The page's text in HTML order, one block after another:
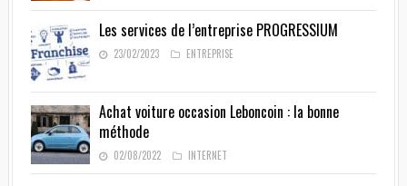
Les services de l’entreprise PROGRESSIUM
23/02/2023 ENTREPRISE
Achat voiture occasion Leboncoin : la bonne
méthode
02/08/2022 INTERNET